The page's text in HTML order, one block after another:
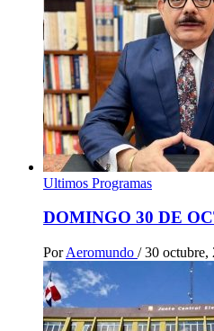
Ultimos Programas
DOMINGO 30 DE
Por Aeromundo / 30 octubre,